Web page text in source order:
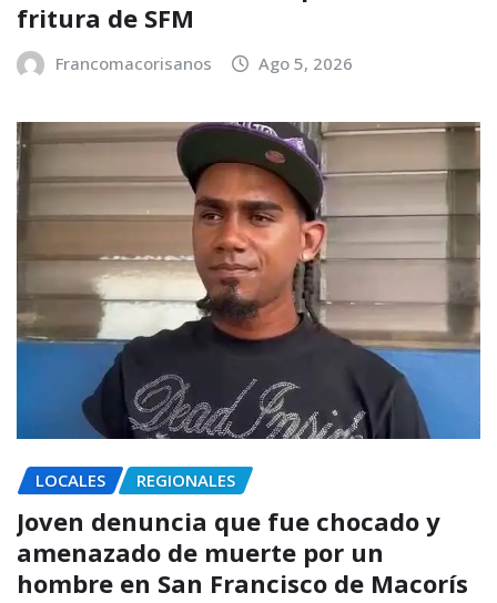
fritura de SFM
Francomacorisanos Ago 5, 2026
LOCALES REGIONALES
Joven denuncia que fue chocado y
amenazado de muerte por un
hombre en San Francisco de Macorís